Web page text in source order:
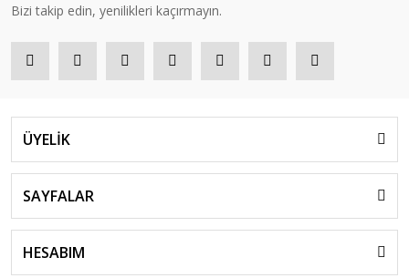
Bizi takip edin, yenilikleri kaçırmayın.
ÜYELİK
SAYFALAR
HESABIM